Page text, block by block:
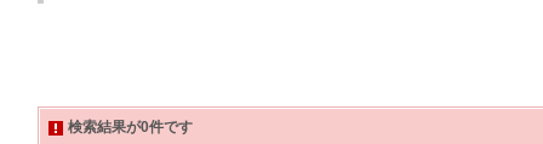
検索結果が0件です